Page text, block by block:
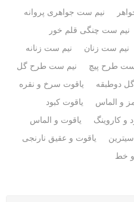
نیم ست جواهری پروانه
نیم ست چنگی قلم خور
نیم ست زنان
نیم ست زنانه
ست طرح پیچ
نیم ست طرح گل
دوطبقه
یاقوت سرخ و نقره
و الماس
یاقوت کبود
و کاروینگ
یاقوت و الماس
یاقوت و عقیق نارنجی
خط